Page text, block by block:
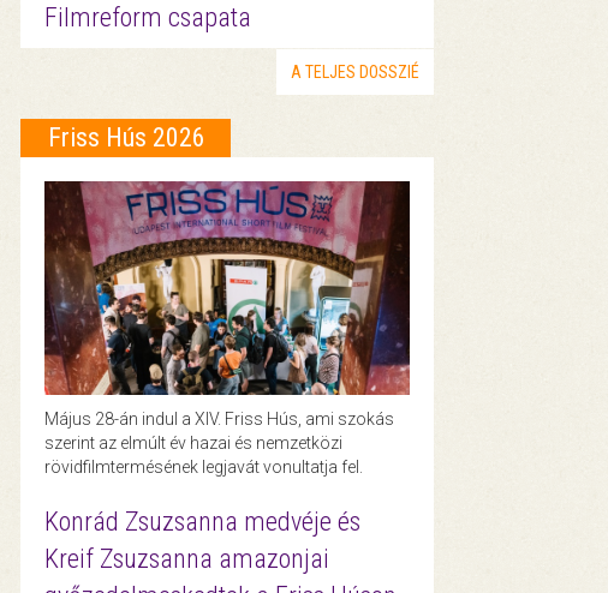
Filmreform csapata
A TELJES DOSSZIÉ
Friss Hús 2026
Május 28-án indul a XIV. Friss Hús, ami szokás
szerint az elmúlt év hazai és nemzetközi
rövidfilmtermésének legjavát vonultatja fel.
Konrád Zsuzsanna medvéje és
Kreif Zsuzsanna amazonjai